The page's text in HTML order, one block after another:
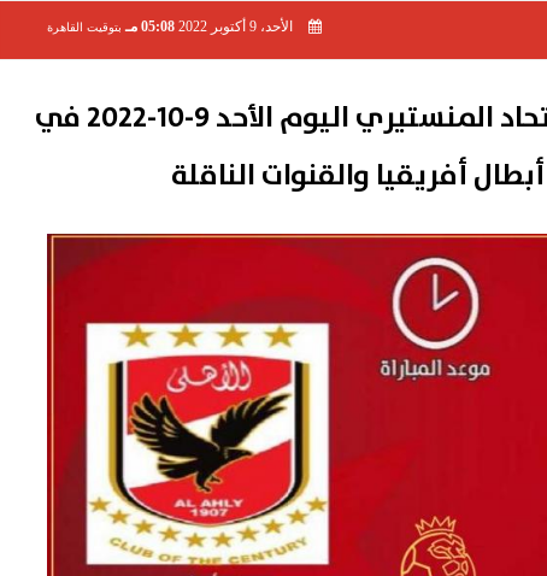
الأحد، 9 أكتوبر 2022 05:08 مـ بتوقيت القاهرة
ميعاد ماتش الأهلي والإتحاد المنستيري اليوم الأحد 9-10-2022 في
أفريقيا والقنوات الناقلة